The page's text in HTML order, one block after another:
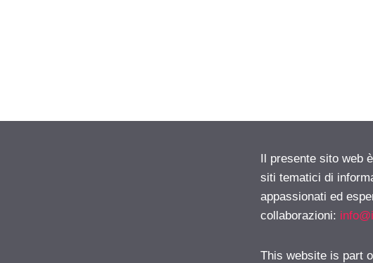
Il presente sito web
siti tematici di
appassionati ed
collaborazioni:
This website is part